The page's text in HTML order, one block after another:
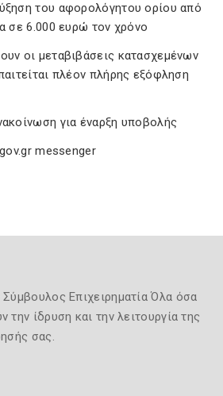
του αφορολόγητου ορίου από
σε 6.000 ευρώ τον χρόνο
οι μεταβιβάσεις κατασχεμένων
πλέον πλήρης εξόφληση
για έναρξη υποβολής
messenger
Σύμβουλος Επιχειρηματία Όλα όσα
την ίδρυση και την λειτουργία της
σας.